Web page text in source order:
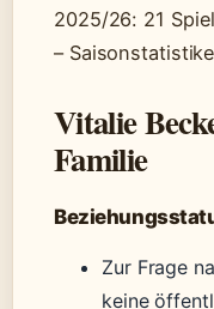
2025/26: 21
–
Vitalie
Familie
Zur Frage
keine